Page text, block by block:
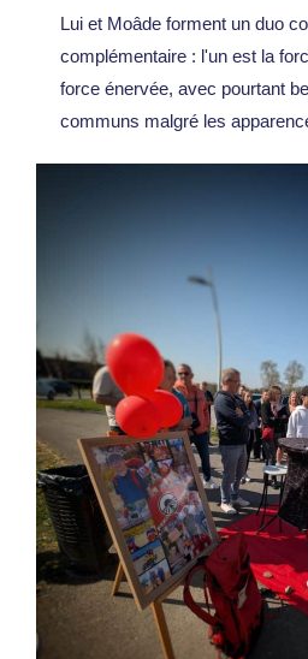
Lui et Moâde forment un duo
complémentaire : l'un est la
force énervée, avec pourtant
communs malgré les